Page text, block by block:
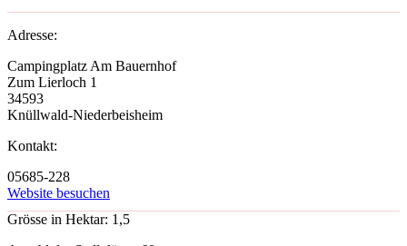
Adresse:
Campingplatz Am Bauernhof
Zum Lierloch 1
34593
Knüllwald-Niederbeisheim
Kontakt:
05685-228
Website besuchen
Grösse in Hektar: 1,5